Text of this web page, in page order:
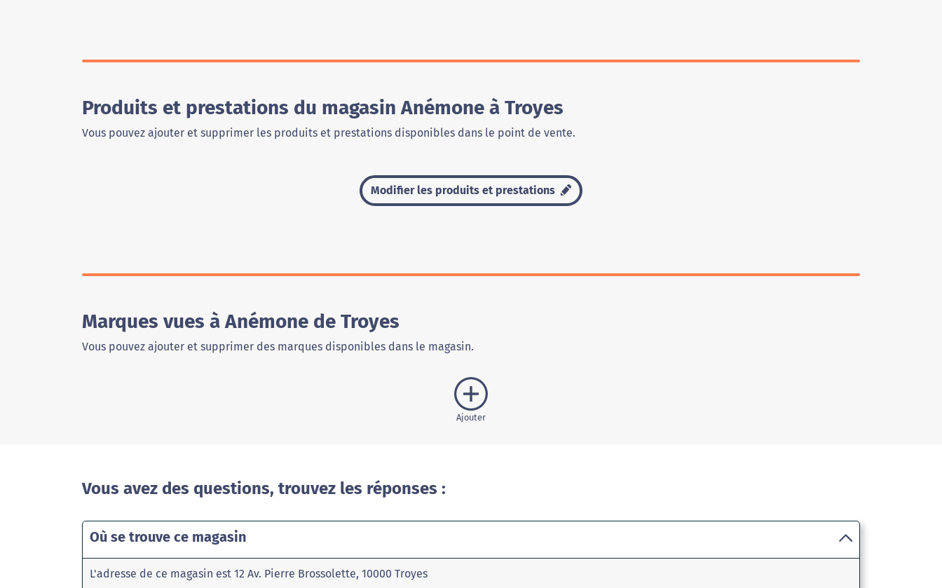
Produits et prestations du magasin Anémone à Troyes
Vous pouvez ajouter et supprimer les produits et prestations disponibles dans le point de vente.
Modifier les produits et prestations
Marques vues à Anémone de Troyes
Vous pouvez ajouter et supprimer des marques disponibles dans le magasin.
Ajouter
Vous avez des questions, trouvez les réponses :
Où se trouve ce magasin
L'adresse de ce magasin est 12 Av. Pierre Brossolette, 10000 Troyes